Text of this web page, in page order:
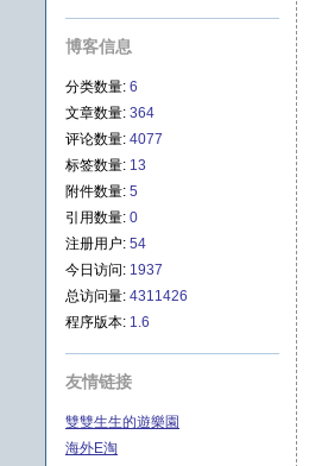
博客信息
分类数量: 6
文章数量: 364
评论数量: 4077
标签数量: 13
附件数量: 5
引用数量: 0
注册用户: 54
今日访问: 1937
总访问量: 4311426
程序版本: 1.6
友情链接
雙雙生生的遊樂園
海外E淘